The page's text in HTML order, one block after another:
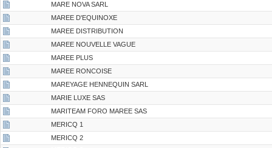
MARE NOVA SARL
MAREE D'EQUINOXE
MAREE DISTRIBUTION
MAREE NOUVELLE VAGUE
MAREE PLUS
MAREE RONCOISE
MAREYAGE HENNEQUIN SARL
MARIE LUXE SAS
MARITEAM FORO MAREE SAS
MERICQ 1
MERICQ 2